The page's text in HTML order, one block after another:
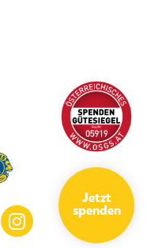
Jetzt
spenden